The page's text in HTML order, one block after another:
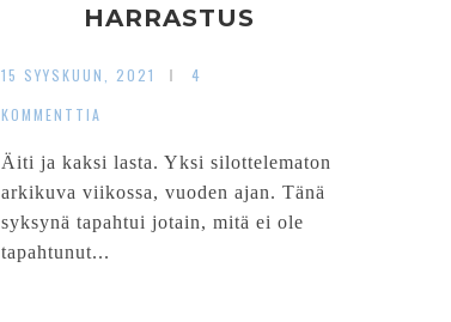
HARRASTUS
15 SYYSKUUN, 2021
4
KOMMENTTIA
Äiti ja kaksi lasta. Yksi silottelematon
arkikuva viikossa, vuoden ajan. Tänä
syksynä tapahtui jotain, mitä ei ole
tapahtunut...